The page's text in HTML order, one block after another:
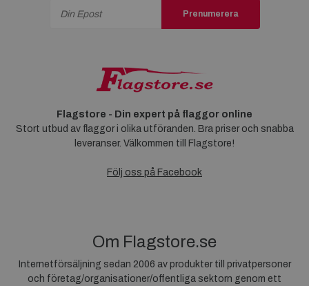
Prenumerera
Flagstore - Din expert på flaggor online
Stort utbud av flaggor i olika utföranden. Bra priser och snabba
leveranser. Välkommen till Flagstore!
Följ oss på Facebook
Om Flagstore.se
Internetförsäljning sedan 2006 av produkter till privatpersoner
och företag/organisationer/offentliga sektorn genom ett